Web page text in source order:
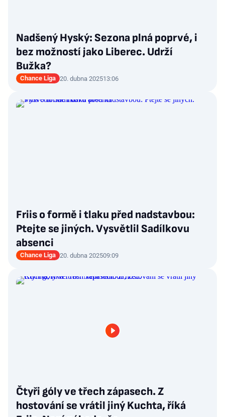
Nadšený Hyský: Sezona plná poprvé, i
bez možností jako Liberec. Udrží
Bužka?
Chance Liga 20. dubna 202513:06
Friis o formě i tlaku před nadstavbou:
Ptejte se jiných. Vysvětlil Sadílkovu
absenci
Chance Liga 20. dubna 202509:09
Čtyři góly ve třech zápasech. Z
hostování se vrátil jiný Kuchta, říká